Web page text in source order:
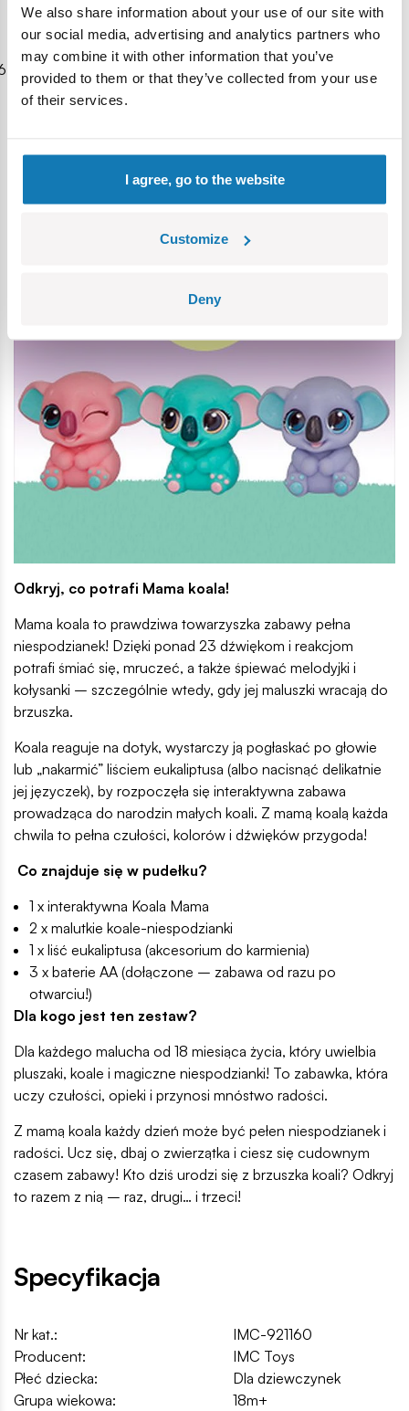
We also share information about your use of our site with
our social media, advertising and analytics partners who
may combine it with other information that you’ve
provided to them or that they’ve collected from your use
of their services.
I agree, go to the website
Customize
Deny
Zacznij zabawę od nowa!
– po zabawie włóż figurki z
powrotem do specjalnej przegródki z tyłu głowy zabawki.
Zbieraj je wszystkie.
Odkryj, co potrafi Mama koala!
Mama koala to prawdziwa towarzyszka zabawy pełna
niespodzianek! Dzięki ponad 23 dźwiękom i reakcjom
potrafi śmiać się, mruczeć, a także śpiewać melodyjki i
kołysanki – szczególnie wtedy, gdy jej maluszki wracają do
brzuszka.
Koala reaguje na dotyk, wystarczy ją pogłaskać po głowie
lub „nakarmić” liściem eukaliptusa (albo nacisnąć delikatnie
jej języczek), by rozpoczęła się interaktywna zabawa
prowadząca do narodzin małych koali. Z mamą koalą każda
chwila to pełna czułości, kolorów i dźwięków przygoda!
Co znajduje się w pudełku?
1 x interaktywna Koala Mama
2 x malutkie koale-niespodzianki
1 x liść eukaliptusa (akcesorium do karmienia)
3 x baterie AA (dołączone – zabawa od razu po
otwarciu!)
Dla kogo jest ten zestaw?
Dla każdego malucha od 18 miesiąca życia, który uwielbia
pluszaki, koale i magiczne niespodzianki! To zabawka, która
uczy czułości, opieki i przynosi mnóstwo radości.
Z mamą koala każdy dzień może być pełen niespodzianek i
radości. Ucz się, dbaj o zwierzątka i ciesz się cudownym
czasem zabawy! Kto dziś urodzi się z brzuszka koali? Odkryj
to razem z nią – raz, drugi… i trzeci!
Specyfikacja
Nr kat.:
IMC-921160
Producent:
IMC Toys
Płeć dziecka:
Dla dziewczynek
Grupa wiekowa:
18m+